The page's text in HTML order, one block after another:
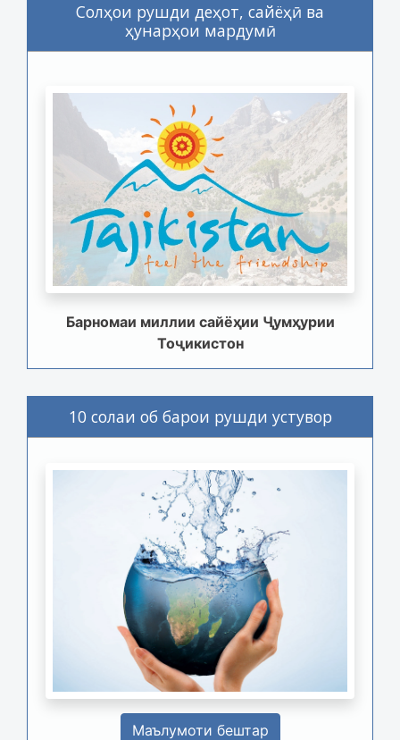
Солҳои рушди деҳот, сайёҳӣ ва
ҳунарҳои мардумӣ
Барномаи миллии сайёҳии Ҷумҳурии
Тоҷикистон
10 солаи об барои рушди устувор
Маълумоти бештар